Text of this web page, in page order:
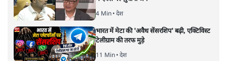
लगभग सभी बड़ी परियोजनाओं के लागू होने की अवधि खासी लंबी
होना है। इसी तरह रोजगार संवर्धन के दावे वाली पर्यटन सुविधाओं
के विस्तार एवं उनके लिए टूरिस्ट गाइड आदि के प्रशिक्षण एवं पैरा
मेडिकल सेवाओं के लिए प्रशिक्षण सुविधाओं की स्थापना अथवा
विस्तार एवं क्लाउड कंप्यूटिंग नेटवर्क के विस्तार के लिए स्वदेशी